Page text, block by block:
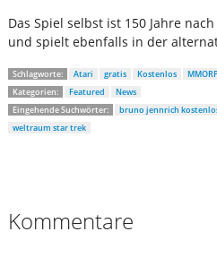
Das Spiel selbst ist 150 Jahre
und spielt ebenfalls in der
Schlagworte: Atari gratis Kostenlos
Kategorien:
Featured
News
Eingehende Suchwörter:
bruno jennrich
weltraum star trek
Kommentare